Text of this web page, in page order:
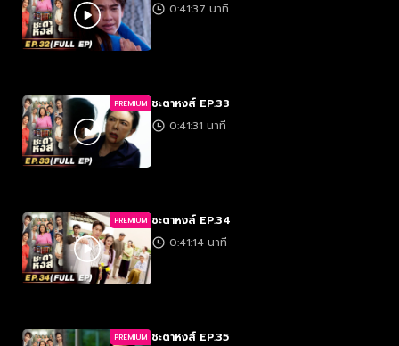
0:41:37 นาที
PREMIUM ชะตาหงส์ EP.33
0:41:31 นาที
PREMIUM ชะตาหงส์ EP.34
0:41:14 นาที
PREMIUM ชะตาหงส์ EP.35